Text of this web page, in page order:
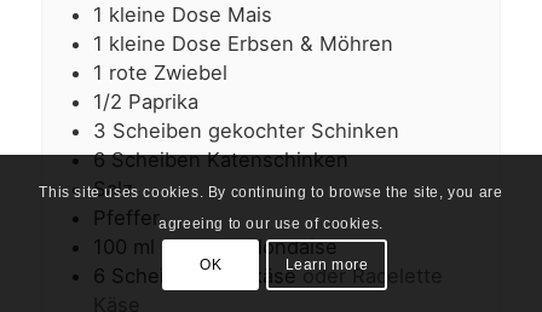
1 kleine Dose Mais
1 kleine Dose Erbsen & Möhren
1 rote Zwiebel
1/2 Paprika
3 Scheiben gekochter Schinken
6 Scheiben Katenschinken
Salz
Pfeffer
100 ml Sauce Hollondaise
6 Scheiben Bergkäse oder Racelette
This site uses cookies. By continuing to browse the site, you are
agreeing to our use of cookies.
OK Learn more